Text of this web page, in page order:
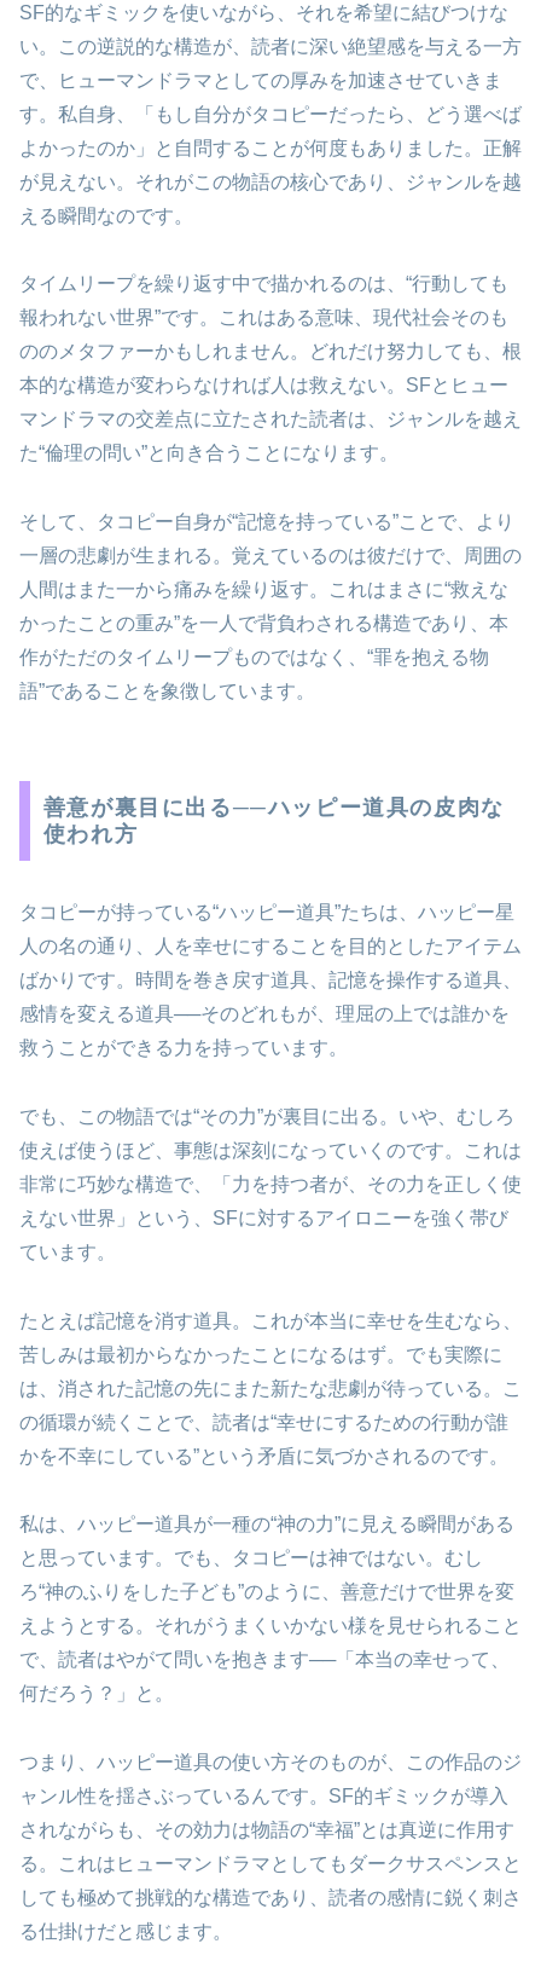
SF的なギミックを使いながら、それを希望に結びつけな
い。この逆説的な構造が、読者に深い絶望感を与える一方
で、ヒューマンドラマとしての厚みを加速させていきま
す。私自身、「もし自分がタコピーだったら、どう選べば
よかったのか」と自問することが何度もありました。正解
が見えない。それがこの物語の核心であり、ジャンルを越
える瞬間なのです。
タイムリープを繰り返す中で描かれるのは、“行動しても
報われない世界”です。これはある意味、現代社会そのも
ののメタファーかもしれません。どれだけ努力しても、根
本的な構造が変わらなければ人は救えない。SFとヒュー
マンドラマの交差点に立たされた読者は、ジャンルを越え
た“倫理の問い”と向き合うことになります。
そして、タコピー自身が“記憶を持っている”ことで、より
一層の悲劇が生まれる。覚えているのは彼だけで、周囲の
人間はまた一から痛みを繰り返す。これはまさに“救えな
かったことの重み”を一人で背負わされる構造であり、本
作がただのタイムリープものではなく、“罪を抱える物
語”であることを象徴しています。
善意が裏目に出る──ハッピー道具の皮肉な
使われ方
タコピーが持っている“ハッピー道具”たちは、ハッピー星
人の名の通り、人を幸せにすることを目的としたアイテム
ばかりです。時間を巻き戻す道具、記憶を操作する道具、
感情を変える道具──そのどれもが、理屈の上では誰かを
救うことができる力を持っています。
でも、この物語では“その力”が裏目に出る。いや、むしろ
使えば使うほど、事態は深刻になっていくのです。これは
非常に巧妙な構造で、「力を持つ者が、その力を正しく使
えない世界」という、SFに対するアイロニーを強く帯び
ています。
たとえば記憶を消す道具。これが本当に幸せを生むなら、
苦しみは最初からなかったことになるはず。でも実際に
は、消された記憶の先にまた新たな悲劇が待っている。こ
の循環が続くことで、読者は“幸せにするための行動が誰
かを不幸にしている”という矛盾に気づかされるのです。
私は、ハッピー道具が一種の“神の力”に見える瞬間がある
と思っています。でも、タコピーは神ではない。むし
ろ“神のふりをした子ども”のように、善意だけで世界を変
えようとする。それがうまくいかない様を見せられること
で、読者はやがて問いを抱きます──「本当の幸せって、
何だろう？」と。
つまり、ハッピー道具の使い方そのものが、この作品のジ
ャンル性を揺さぶっているんです。SF的ギミックが導入
されながらも、その効力は物語の“幸福”とは真逆に作用す
る。これはヒューマンドラマとしてもダークサスペンスと
しても極めて挑戦的な構造であり、読者の感情に鋭く刺さ
る仕掛けだと感じます。